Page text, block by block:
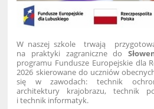
W naszej szkole trwają
na praktyki zagraniczne do
programu Fundusze Europejskie dla
2026 skierowane do uczniów
się w zawodach: technik
architektury krajobrazu, technik
i technik informatyk.